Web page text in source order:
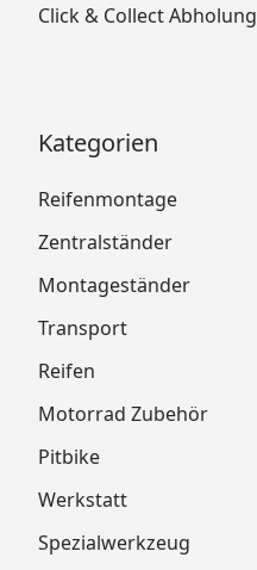
Click & Collect Abholung
Kategorien
Reifenmontage
Zentralständer
Montageständer
Transport
Reifen
Motorrad Zubehör
Pitbike
Werkstatt
Spezialwerkzeug